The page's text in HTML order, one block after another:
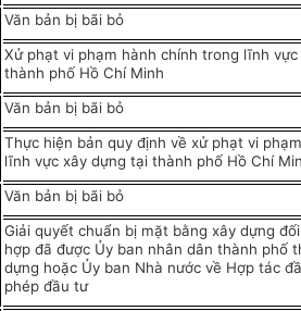
Văn bản bị bãi bỏ
Xử phạt vi phạm hành chính trong lĩnh
thành phố Hồ Chí Minh
Văn bản bị bãi bỏ
Thực hiện bản quy định về xử phạt vi
lĩnh vực xây dựng tại thành phố Hồ Chí
Văn bản bị bãi bỏ
Giải quyết chuẩn bị mặt bằng xây dựng
hợp đã được Ủy ban nhân dân thành phố
dựng hoặc Ủy ban Nhà nước về Hợp tác
phép đầu tư